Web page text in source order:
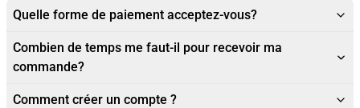
Quelle forme de paiement acceptez-vous?
Combien de temps me faut-il pour recevoir ma
commande?
Comment créer un compte ?